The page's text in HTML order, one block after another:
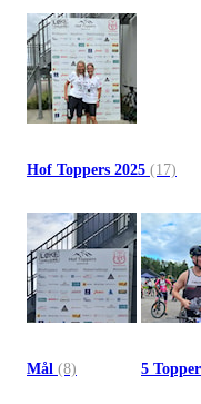
Hof Toppers 2025 (17)
Mål (8) 5